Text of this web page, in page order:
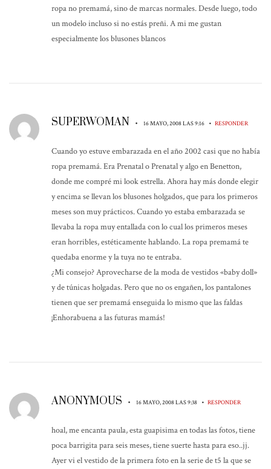
ropa no premamá, sino de marcas normales. Desde luego, todo
un modelo incluso si no estás preñi. A mi me gustan
especialmente los blusones blancos
SUPERWOMAN • 16 MAYO, 2008 LAS 9:16 • RESPONDER
Cuando yo estuve embarazada en el año 2002 casi que no había
ropa premamá. Era Prenatal o Prenatal y algo en Benetton,
donde me compré mi look estrella. Ahora hay más donde elegir
y encima se llevan los blusones holgados, que para los primeros
meses son muy prácticos. Cuando yo estaba embarazada se
llevaba la ropa muy entallada con lo cual los primeros meses
eran horribles, estéticamente hablando. La ropa premamá te
quedaba enorme y la tuya no te entraba.
¿Mi consejo? Aprovecharse de la moda de vestidos «baby doll»
y de túnicas holgadas. Pero que no os engañen, los pantalones
tienen que ser premamá enseguida lo mismo que las faldas
¡Enhorabuena a las futuras mamás!
ANONYMOUS • 16 MAYO, 2008 LAS 9:38 • RESPONDER
hoal, me encanta paula, esta guapisima en todas las fotos, tiene
poca barrigita para seis meses, tiene suerte hasta para eso..jj.
Ayer vi el vestido de la primera foto en la serie de t5 la que se